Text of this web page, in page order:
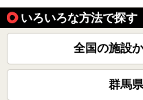
いろいろな方法で探す
全国の施設
群馬